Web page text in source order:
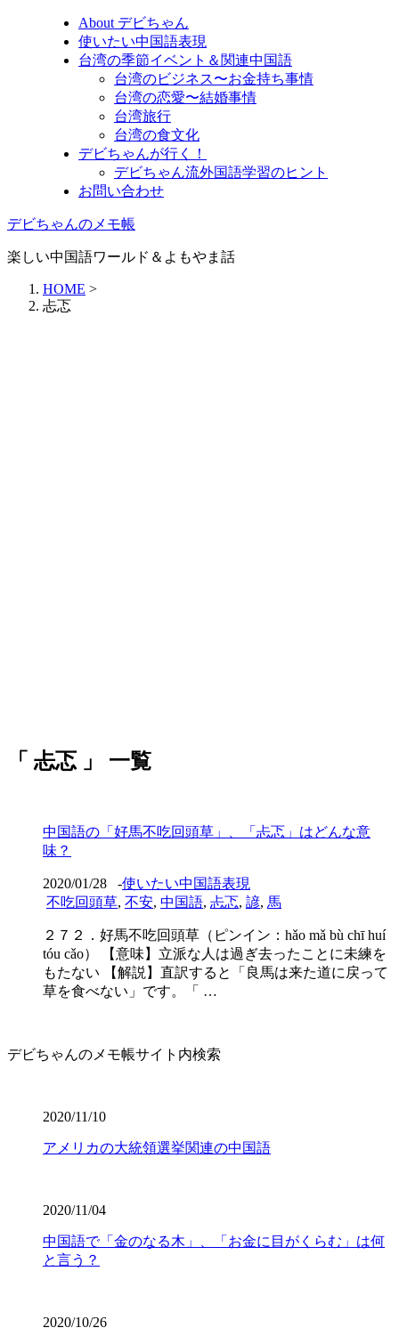
About デビちゃん
使いたい中国語表現
台湾の季節イベント＆関連中国語
台湾のビジネス〜お金持ち事情
台湾の恋愛〜結婚事情
台湾旅行
台湾の食文化
デビちゃんが行く！
デビちゃん流外国語学習のヒント
お問い合わせ
デビちゃんのメモ帳
楽しい中国語ワールド＆よもやま話
HOME >
忐忑
「 忐忑 」 一覧
中国語の「好馬不吃回頭草」、「忐忑」はどんな意
味？
2020/01/28 -使いたい中国語表現
不吃回頭草, 不安, 中国語, 忐忑, 諺, 馬
２７２．好馬不吃回頭草（ピンイン：hǎo mǎ bù chī huí
tóu cǎo） 【意味】立派な人は過ぎ去ったことに未練を
もたない 【解説】直訳すると「良馬は来た道に戻って
草を食べない」です。「 …
デビちゃんのメモ帳サイト内検索
2020/11/10
アメリカの大統領選挙関連の中国語
2020/11/04
中国語で「金のなる木」、「お金に目がくらむ」は何
と言う？
2020/10/26